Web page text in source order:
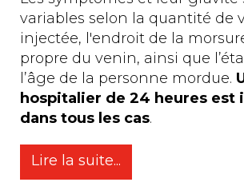
variables selon la quantité de
injectée, l'endroit de la
propre du venin, ainsi que
l’âge de la personne mordue.
hospitalier de 24 heures est
dans tous les cas.
Lire la suite...